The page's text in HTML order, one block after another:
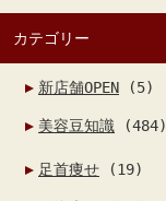
カテゴリー
新店舗OPEN (5)
美容豆知識 (484)
足首痩せ (19)